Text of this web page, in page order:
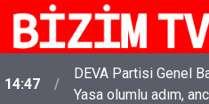
14:47
DEVA Partisi Genel
Yasa olumlu adım,